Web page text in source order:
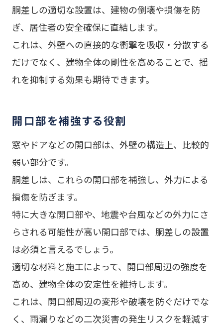
胴差しの適切な設置は、建物の倒壊や損傷を防
ぎ、居住者の安全確保に直結します。
これは、外壁への直接的な衝撃を吸収・分散する
だけでなく、建物全体の剛性を高めることで、揺
れを抑制する効果も期待できます。
開口部を補強する役割
窓やドアなどの開口部は、外壁の構造上、比較的
弱い部分です。
胴差しは、これらの開口部を補強し、外力による
損傷を防ぎます。
特に大きな開口部や、地震や台風などの外力にさ
らされる可能性が高い開口部では、胴差しの設置
は必須と言えるでしょう。
適切な材料と施工によって、開口部周辺の強度を
高め、建物全体の安定性を維持します。
これは、開口部周辺の変形や破壊を防ぐだけでな
く、雨漏りなどの二次災害の発生リスクを軽減す